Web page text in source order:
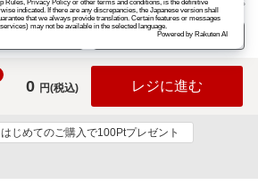
お知らせ ヘルプ
ログイン
0 円(税込) レジに進む
はじめてのご購入で100Ptプレゼント